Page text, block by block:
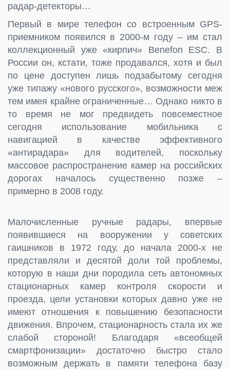
радар-детекторы…
Первый в мире телефон со встроенным GPS-
приемником появился в 2000-м году – им стал
коллекционный уже «кирпич» Benefon ESC. В
России он, кстати, тоже продавался, хотя и был
по цене доступен лишь подзабытому сегодня
уже типажу «нового русского», возможности меж
тем имея крайне ограниченные… Однако никто в
то время не мог предвидеть повсеместное
сегодня использование мобильника с
навигацией в качестве эффективного
«антирадара» для водителей, поскольку
массовое распространение камер на российских
дорогах началось существенно позже –
примерно в 2008 году.
Малочисленные ручные радары, впервые
появившиеся на вооружении у советских
гаишников в 1972 году, до начала 2000-х не
представляли и десятой доли той проблемы,
которую в наши дни породила сеть автономных
стационарных камер контроля скорости и
проезда, цели установки которых давно уже не
имеют отношения к повышению безопасности
движения. Впрочем, стационарность стала их же
слабой стороной! Благодаря «всеобщей
смартфонизации» достаточно быстро стало
возможным держать в памяти телефона базу